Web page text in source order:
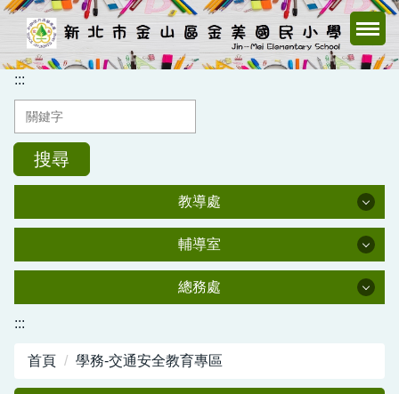
跳
主
要
內
區
:::
搜尋
教導處
輔導室
總務處
總務處
:::
首頁 學務-交通安全教育專區